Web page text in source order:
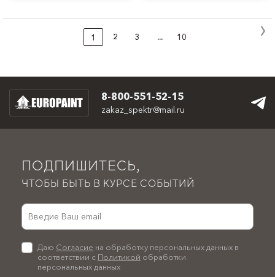
1 2 3 ... 10
8-800-551-52-15
zakaz_spektr@mail.ru
ПОДПИШИТЕСЬ,
ЧТОБЫ БЫТЬ В КУРСЕ СОБЫТИЙ
Даю Согласие на обработку персональных данных в
соответствии с Политикой обработки
персональных данных